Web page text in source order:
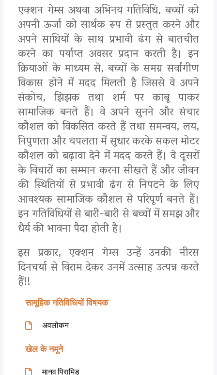
एक्शन गेम्स अथवा अभिनय गतिविधि, बच्चों को
अपनी ऊर्जा को सार्थक रूप से प्रस्तुत करने और
अपने साथियों के साथ प्रभावी ढंग से बातचीत
करने का पर्याप्त अवसर प्रदान करती है। इन
क्रियाओं के माध्यम से, बच्चों के समग्र सर्वांगीण
विकास होने में मदद मिलती है जिससे वे अपने
संकोच, झिझक तथा शर्म पर काबू पाकर
सामाजिक बनते हैं। वे अपने सुनने और संचार
कौशल को विकसित करते हैं तथा समन्वय, लय,
निपुणता और चपलता में सुधार करके सकल मोटर
कौशल को बढ़ावा देने में मदद करते हैं। वे दूसरों
के विचारों का सम्मान करना सीखते हैं और जीवन
की स्थितियों से प्रभावी ढंग से निपटने के लिए
आवश्यक सामाजिक कौशल से परिपूर्ण बनते हैं।
इन गतिविधियों से बारी-बारी से बच्चों में समझ और
धैर्य की भावना पैदा होती है।
इस प्रकार, एक्शन गेम्स उन्हें उनकी नीरस
दिनचर्या से विराम देकर उनमें उत्साह उत्पन्न करते
हैं!!
सामूहिक गतिविधियों विषयक
अवलोकन
खेल के नमूने
मानव पिरामिड